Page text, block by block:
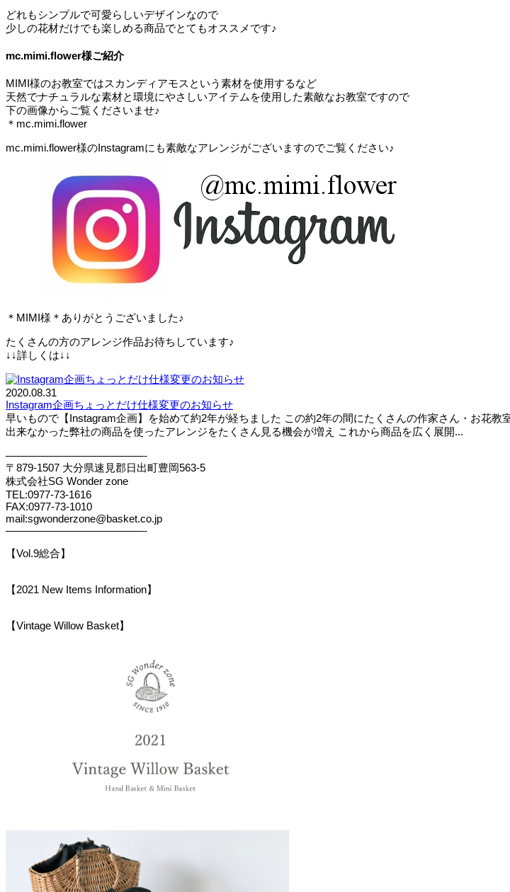
どれもシンプルで可愛らしいデザインなので
少しの花材だけでも楽しめる商品でとてもオススメです♪
mc.mimi.flower様ご紹介
MIMI様のお教室ではスカンディアモスという素材を使用するなど
天然でナチュラルな素材と環境にやさしいアイテムを使用した素敵なお教室ですので
下の画像からご覧くださいませ♪
＊mc.mimi.flower
mc.mimi.flower様のInstagramにも素敵なアレンジがございますのでご覧ください♪
＊MIMI様＊ありがとうございました♪
たくさんの方のアレンジ作品お待ちしています♪
↓↓詳しくは↓↓
2020.08.31
Instagram企画ちょっとだけ仕様変更のお知らせ
早いもので【Instagram企画】を始めて約2年が経ちました この約2年の間にたくさんの作家さん・お花
出来なかった弊社の商品を使ったアレンジをたくさん見る機会が増え これから商品を広く展開...
—————————————-
〒879-1507 大分県速見郡日出町豊岡563-5
株式会社SG Wonder zone
TEL:0977-73-1616
FAX:0977-73-1010
mail:sgwonderzone@basket.co.jp
—————————————-
【Vol.9総合】
【2021 New Items Information】
【Vintage Willow Basket】